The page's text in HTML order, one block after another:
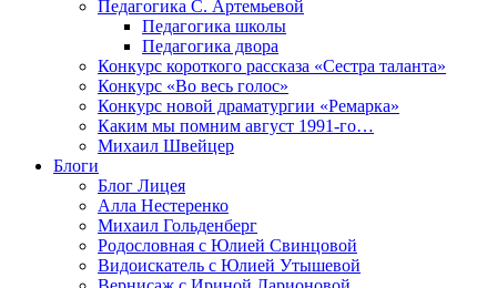
Педагогика С. Артемьевой
Педагогика школы
Педагогика двора
Конкурс короткого рассказа «Сестра таланта»
Конкурс «Во весь голос»
Конкурс новой драматургии «Ремарка»
Каким мы помним август 1991-го…
Михаил Швейцер
Блоги
Блог Лицея
Алла Нестеренко
Михаил Гольденберг
Родословная с Юлией Свинцовой
Видоискатель с Юлией Утышевой